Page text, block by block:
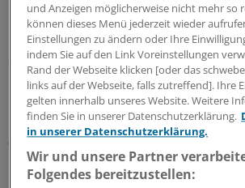
Herzinsuffizienz (HF) mit erhaltener
reduzierter (HFmrEF) Auswurfleistung
Hälfte aller HF-Betroffenen auf. Unter
steroidalen
Finerenon trat in der Studie
kombinierte kardiovaskuläre Endpunkt
unter Placebo.
07.07.2026
und Anzeigen möglicherweise nicht mehr so
können dieses Menü jederzeit wieder
Einstellungen zu ändern oder Ihre
indem Sie auf den Link Voreinstellungen
Rand der Webseite klicken [oder das
links auf der Webseite, falls zutreffend]. Ihre
gelten innerhalb unseres Website. Weitere
finden Sie in unserer Datenschutzerklärung.
in unserer Datenschutzerklärung.
Wir und unsere Partner
Folgendes bereitzustellen: